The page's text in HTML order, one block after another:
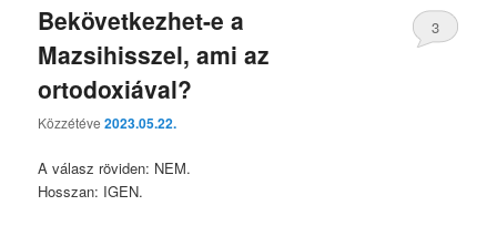
Bekövetkezhet-e a
Mazsihisszel, ami az
ortodoxiával?
Közzétéve2023.05.22.
3
A válasz röviden: NEM.
Hosszan: IGEN.